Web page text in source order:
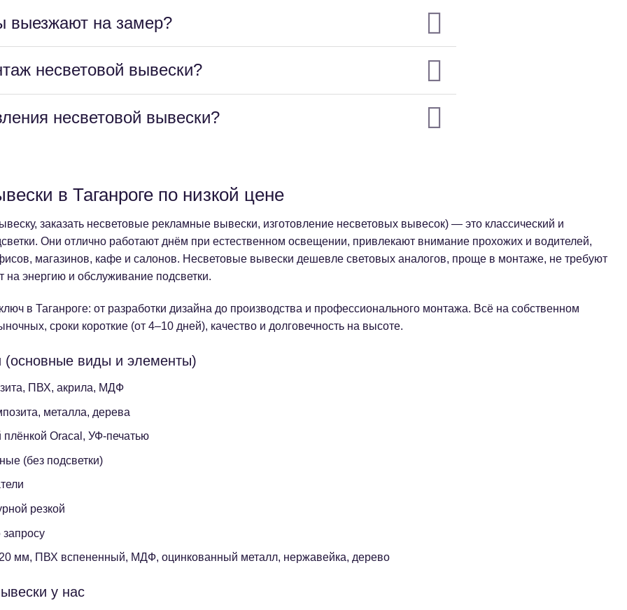
выезжают на замер?
несветовой вывески?
несветовой вывески?
в Таганроге по низкой цене
заказать несветовые рекламные вывески, изготовление несветовых вывесок) — это классический и
Они отлично работают днём при естественном освещении, привлекают внимание прохожих и водителей,
магазинов, кафе и салонов. Несветовые вывески дешевле световых аналогов, проще в монтаже, не требуют
на энергию и обслуживание подсветки.
в Таганроге: от разработки дизайна до производства и профессионального монтажа. Всё на собственном
сроки короткие (от 4–10 дней), качество и долговечность на высоте.
(основные виды и элементы)
ПВХ, акрила, МДФ
металла, дерева
Oracal, УФ-печатью
(без подсветки)
резкой
мм, ПВХ вспененный, МДФ, оцинкованный металл, нержавейка, дерево
у нас